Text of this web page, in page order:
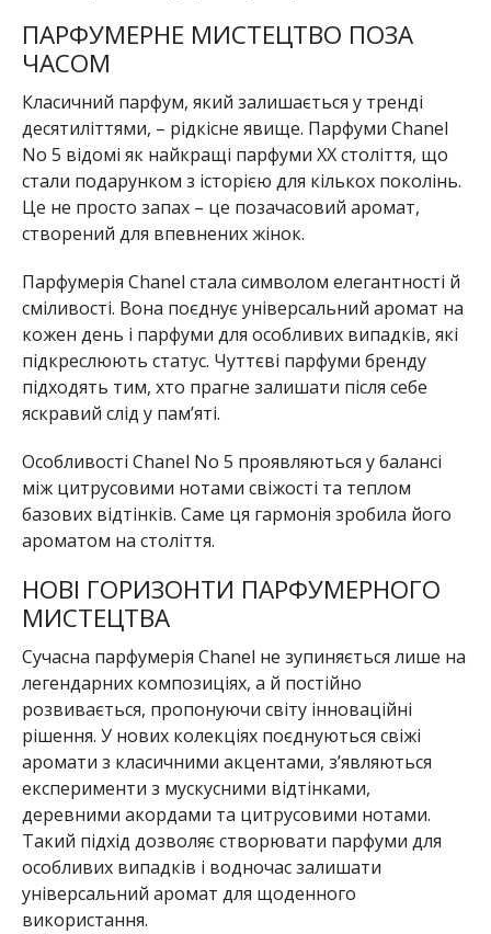
ПАРФУМЕРНЕ МИСТЕЦТВО ПОЗА
ЧАСОМ
Класичний парфум, який залишається у тренді
десятиліттями, – рідкісне явище. Парфуми Chanel
No 5 відомі як найкращі парфуми XX століття, що
стали подарунком з історією для кількох поколінь.
Це не просто запах – це позачасовий аромат,
створений для впевнених жінок.
Парфумерія Chanel стала символом елегантності й
сміливості. Вона поєднує універсальний аромат на
кожен день і парфуми для особливих випадків, які
підкреслюють статус. Чуттєві парфуми бренду
підходять тим, хто прагне залишати після себе
яскравий слід у пам’яті.
Особливості Chanel No 5 проявляються у балансі
між цитрусовими нотами свіжості та теплом
базових відтінків. Саме ця гармонія зробила його
ароматом на століття.
НОВІ ГОРИЗОНТИ ПАРФУМЕРНОГО
МИСТЕЦТВА
Сучасна парфумерія Chanel не зупиняється лише на
легендарних композиціях, а й постійно
розвивається, пропонуючи світу інноваційні
рішення. У нових колекціях поєднуються свіжі
аромати з класичними акцентами, з’являються
експерименти з мускусними відтінками,
деревними акордами та цитрусовими нотами.
Такий підхід дозволяє створювати парфуми для
особливих випадків і водночас залишати
універсальний аромат для щоденного
використання.